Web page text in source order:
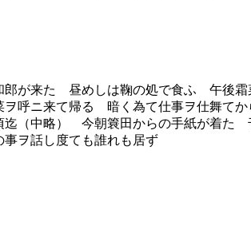
た 昼めしは鞠の処で食ふ 午後霜菜
呼ニ来て帰る 暗く為て仕事ヲ仕舞て
迄（中略） 今朝簔田からの手紙が着
ヲ話し度ても誰れも居ず